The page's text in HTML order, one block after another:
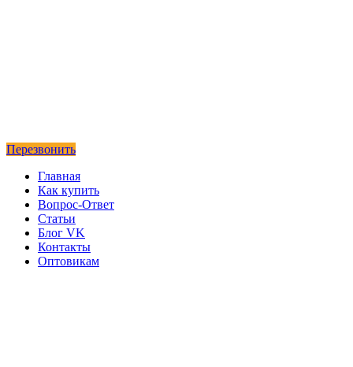
Перезвонить
Главная
Как купить
Вопрос-Ответ
Статьи
Блог VK
Контакты
Оптовикам